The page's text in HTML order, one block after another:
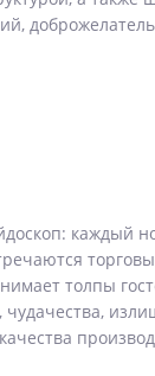
каждый
толпы